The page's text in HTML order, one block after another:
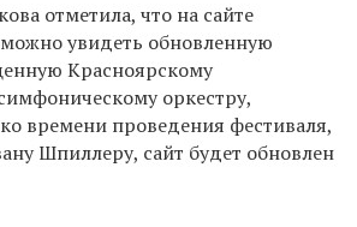
отметила, что на сайте
увидеть обновленную
Красноярскому
оркестру,
времени проведения фестиваля,
Шпиллеру, сайт будет обновлен